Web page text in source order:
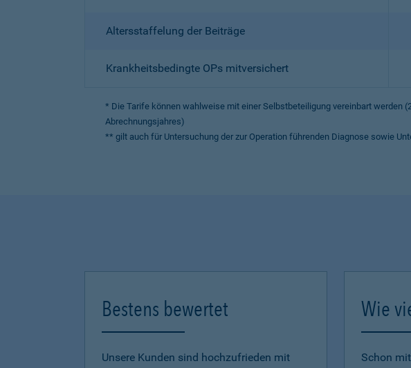
Altersstaffelung der Beiträge
Krankheitsbedingte OPs mitversichert
* Die Tarife können wahlweise mit einer Selbstbeteiligung vereinbart werden
Abrechnungsjahres)
** gilt auch für Untersuchung der zur Operation führenden Diagnose sowie
Bestens bewertet
Unsere Kunden sind hochzufrieden mit
Wie
Schon